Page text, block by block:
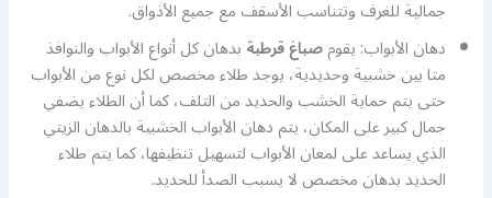
جمالية للغرف وتتناسب الأسقف مع جميع الأذواق.
دهان الأبواب: يقومصباغ قرطبةبدهان كل أنواع الأبواب والنوافذ
متا بين خشبية وحديدية، يوجد طلاء مخصص لكل نوع من الأبواب
حتى يتم حماية الخشب والحديد من التلف، كما أن الطلاء يضفي
جمال كبير على المكان، يتم دهان الأبواب الخشبية بالدهان الزيتي
الذي يساعد على لمعان الأبواب لتسهيل تنظيفها، كما يتم طلاء
الحديد بدهان مخصص لا يسبب الصدأ للحديد.